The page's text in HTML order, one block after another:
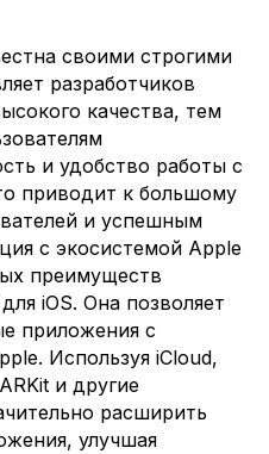
своими строгими
разработчиков
качества, тем
и удобство работы с
приводит к большому
и успешным
с экосистемой Apple
преимуществ
iOS. Она позволяет
приложения с
Используя iCloud,
и другие
расширить
улучшая